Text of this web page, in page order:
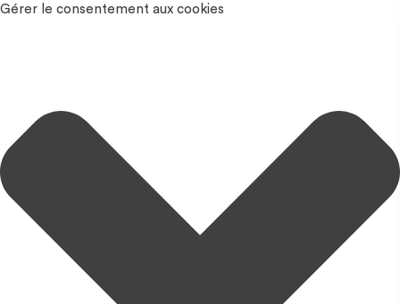
Gérer le consentement aux cookies